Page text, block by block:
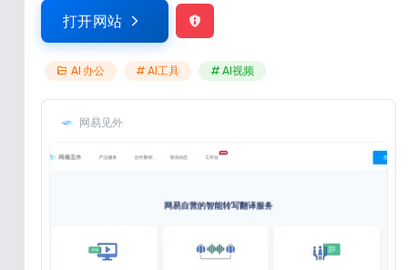
打开网站
AI 办公 # AI工具 # AI视频
网易见外